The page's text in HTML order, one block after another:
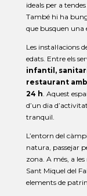
ideals per a
També hi ha
que busquen una
Les instal·lacions
edats. Entre els
infantil,
restaurant
24 h. Aquest
d’un dia
tranquil.
L’entorn del
natura, passejar
zona. A més, a
Sant Miquel del
elements de